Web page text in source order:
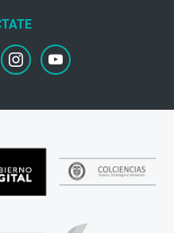
instagramyoutube